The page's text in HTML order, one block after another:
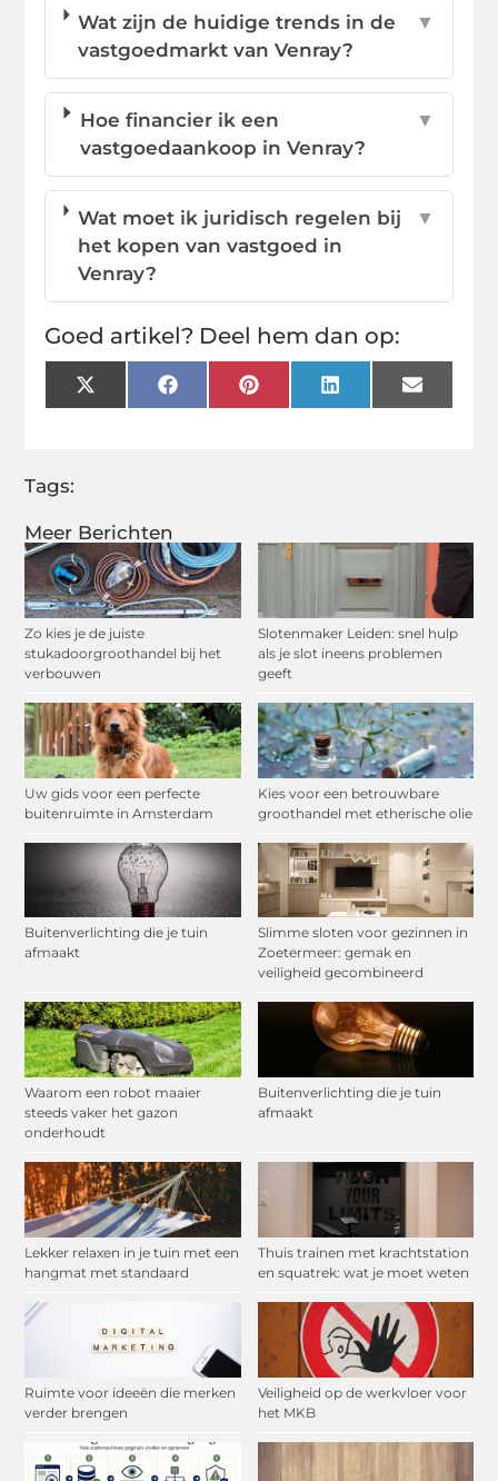
Meer Berichten
Zo kies je de juiste
stukadoorgroothandel bij het
verbouwen
Slotenmaker Leiden: snel hulp
als je slot ineens problemen
geeft
Uw gids voor een perfecte
buitenruimte in Amsterdam
Kies voor een betrouwbare
groothandel met etherische olie
Buitenverlichting die je tuin
afmaakt
Slimme sloten voor gezinnen in
Zoetermeer: gemak en
veiligheid gecombineerd
Waarom een robot maaier
steeds vaker het gazon
onderhoudt
Buitenverlichting die je tuin
afmaakt
Lekker relaxen in je tuin met een
hangmat met standaard
Thuis trainen met krachtstation
en squatrek: wat je moet weten
Ruimte voor ideeën die merken
verder brengen
Veiligheid op de werkvloer voor
het MKB
Wat zijn de huidige trends in de
vastgoedmarkt van Venray?
▼
Hoe financier ik een
vastgoedaankoop in Venray?
▼
Wat moet ik juridisch regelen bij
het kopen van vastgoed in
Venray?
▼
Goed artikel? Deel hem dan op:
X
(Twitter)
FacebookPinterestLinkedInEmail
Tags: